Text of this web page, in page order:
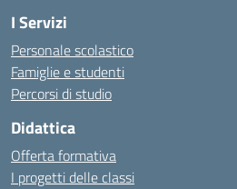
I Servizi
Personale scolastico
Famiglie e studenti
Percorsi di studio
Didattica
Offerta formativa
I progetti delle classi